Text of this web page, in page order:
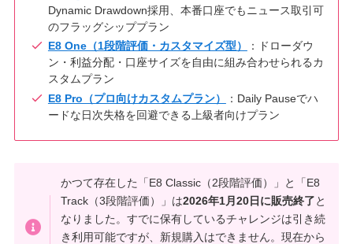
Dynamic Drawdown採用、本番口座でもニュース取引可
のフラッグシッププラン
E8 One（1段階評価・カスタマイズ型）
：ドローダウ
ン・利益分配・口座サイズを自由に組み合わせられるカ
スタムプラン
E8 Pro（プロ向けカスタムプラン）
：Daily Pauseでハ
ードな日次失格を回避できる上級者向けプラン
かつて存在した「E8 Classic（2段階評価）」と「E8
Track（3段階評価）」は2026年1月20日に販売終了と
なりました。すでに保有しているチャレンジは引き続
き利用可能ですが、新規購入はできません。現在から